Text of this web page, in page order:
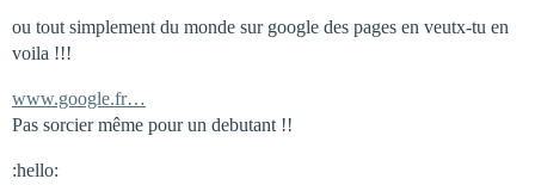
ou tout simplement du monde sur google des pages en veutx-tu en
voila !!!
www.google.fr…
Pas sorcier même pour un debutant !!
:hello: